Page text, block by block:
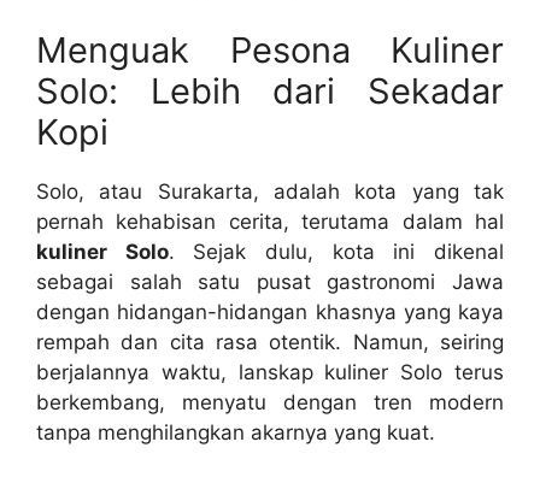
Menguak Pesona Kuliner
Solo: Lebih dari Sekadar
Kopi
Solo, atau Surakarta, adalah kota yang tak
pernah kehabisan cerita, terutama dalam hal
kuliner Solo. Sejak dulu, kota ini dikenal
sebagai salah satu pusat gastronomi Jawa
dengan hidangan-hidangan khasnya yang kaya
rempah dan cita rasa otentik. Namun, seiring
berjalannya waktu, lanskap kuliner Solo terus
berkembang, menyatu dengan tren modern
tanpa menghilangkan akarnya yang kuat.